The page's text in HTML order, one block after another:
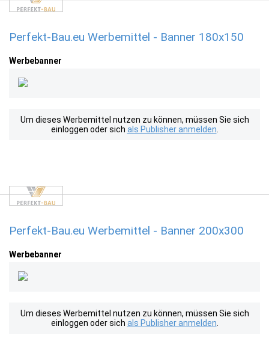
Perfekt-Bau.eu Werbemittel - Banner 180x150
Werbebanner
Um dieses Werbemittel nutzen zu können, müssen Sie sich
einloggen oder sich als Publisher anmelden
Perfekt-Bau.eu Werbemittel - Banner 200x300
Werbebanner
Um dieses Werbemittel nutzen zu können, müssen Sie sich
einloggen oder sich als Publisher anmelden